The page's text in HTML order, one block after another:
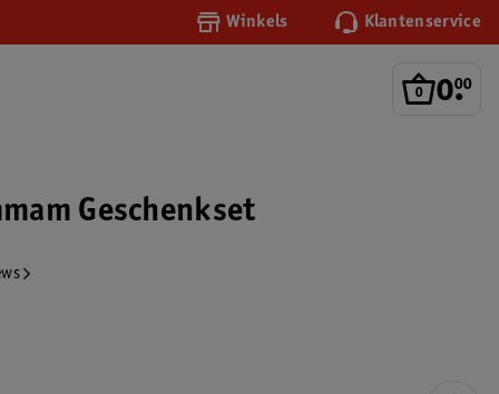
Winkels Klantenservice
0.
00
Geschenkset